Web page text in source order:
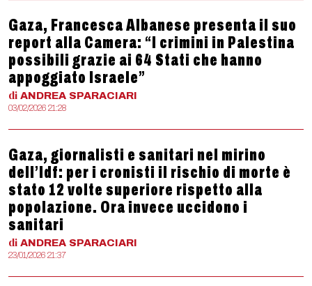
Gaza, Francesca Albanese presenta il suo
report alla Camera: “I crimini in Palestina
possibili grazie ai 64 Stati che hanno
appoggiato Israele”
di ANDREA SPARACIARI
03/02/2026 21:28
Gaza, giornalisti e sanitari nel mirino
dell’Idf: per i cronisti il rischio di morte è
stato 12 volte superiore rispetto alla
popolazione. Ora invece uccidono i
sanitari
di ANDREA SPARACIARI
23/01/2026 21:37